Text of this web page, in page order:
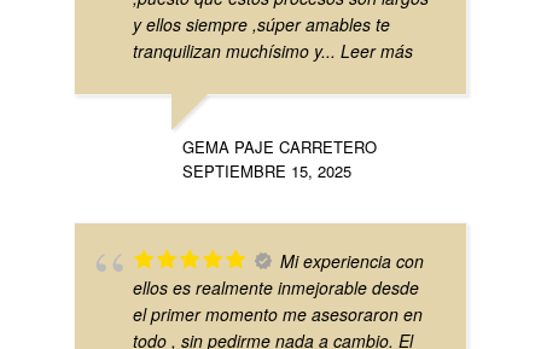
y ellos siempre ,súper amables te
tranquilizan muchísimo y... Leer más
GEMA PAJE CARRETERO
SEPTIEMBRE 15, 2025
Mi experiencia con
ellos es realmente inmejorable desde
el primer momento me asesoraron en
todo , sin pedirme nada a cambio. El